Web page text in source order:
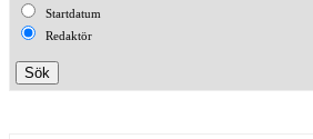
Startdatum
Redaktör